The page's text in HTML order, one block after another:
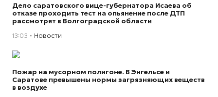
Дело саратовского вице-губернатора Исаева об
отказе проходить тест на опьянение после ДТП
рассмотрят в Волгоградской области
13:03 Новости
Пожар на мусорном полигоне. В Энгельсе и
Саратове превышены нормы загрязняющих веществ
в воздухе